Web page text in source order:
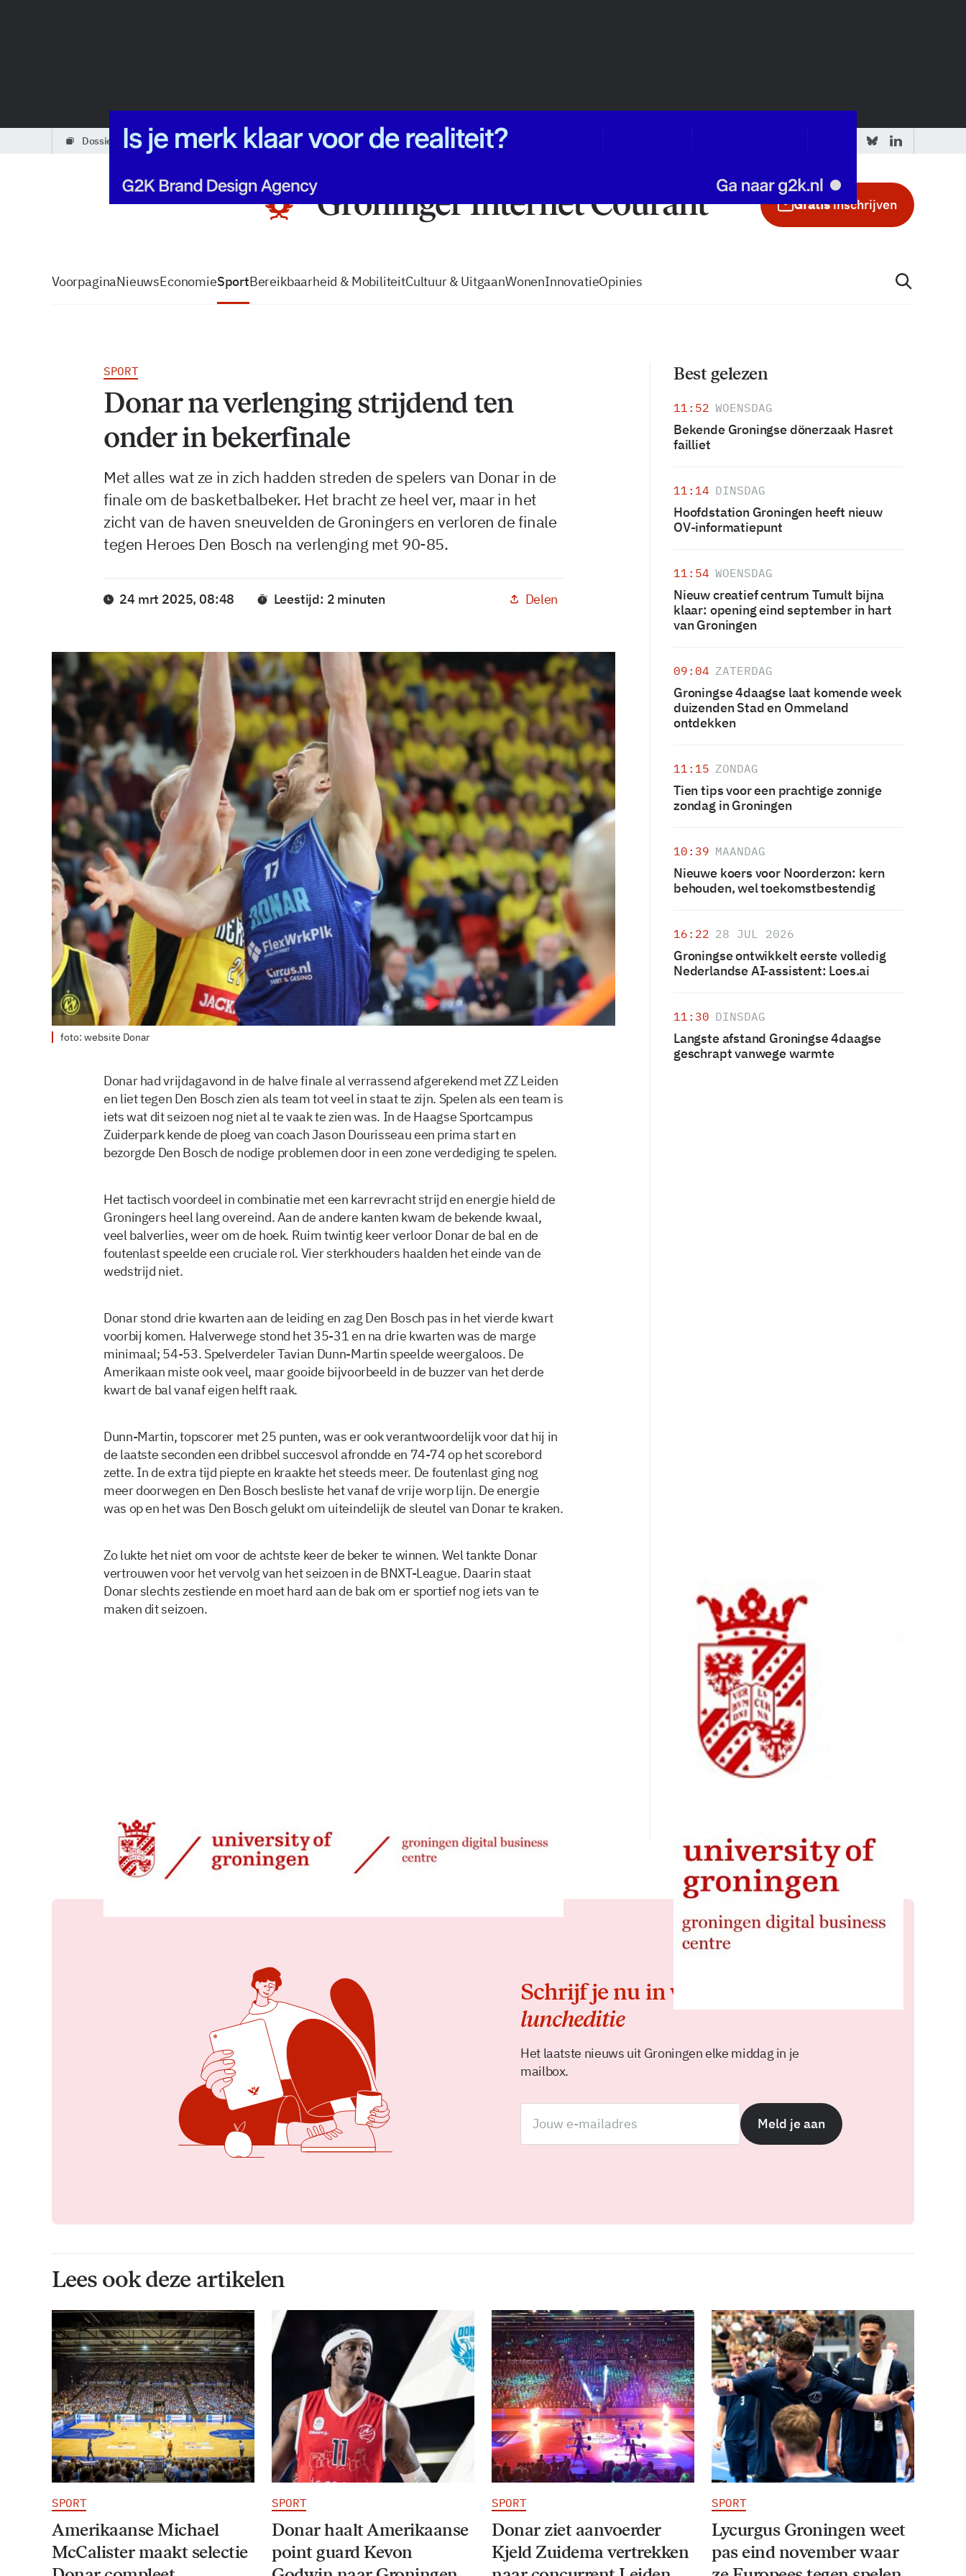
dossiers partners podcasts vacatures zo volg je de GIC
Gratisinschrijven
VoorpaginaNieuwsEconomieSportBereikbaarheid & MobiliteitCultuur & UitgaanWonenInnovatieOpinies
SPORT
Donar na verlenging strijdend ten
onder in bekerfinale
Met alles wat ze in zich hadden streden de spelers van Donar in de
finale om de basketbalbeker. Het bracht ze heel ver, maar in het
zicht van de haven sneuvelden de Groningers en verloren de finale
tegen Heroes Den Bosch na verlenging met 90-85.
24 mrt 2025, 08:48 Leestijd: 2 minuten Delen
foto: website Donar
Donar had vrijdagavond in de halve finale al verrassend afgerekend met ZZ Leiden
en liet tegen Den Bosch zien als team tot veel in staat te zijn. Spelen als een team is
iets wat dit seizoen nog niet al te vaak te zien was. In de Haagse Sportcampus
Zuiderpark kende de ploeg van coach Jason Dourisseau een prima start en
bezorgde Den Bosch de nodige problemen door in een zone verdediging te spelen.
Het tactisch voordeel in combinatie met een karrevracht strijd en energie hield de
Groningers heel lang overeind. Aan de andere kanten kwam de bekende kwaal,
veel balverlies, weer om de hoek. Ruim twintig keer verloor Donar de bal en de
foutenlast speelde een cruciale rol. Vier sterkhouders haalden het einde van de
wedstrijd niet.
Donar stond drie kwarten aan de leiding en zag Den Bosch pas in het vierde kwart
voorbij komen. Halverwege stond het 35-31 en na drie kwarten was de marge
minimaal; 54-53. Spelverdeler Tavian Dunn-Martin speelde weergaloos. De
Amerikaan miste ook veel, maar gooide bijvoorbeeld in de buzzer van het derde
kwart de bal vanaf eigen helft raak.
Dunn-Martin, topscorer met 25 punten, was er ook verantwoordelijk voor dat hij in
de laatste seconden een dribbel succesvol afrondde en 74-74 op het scorebord
zette. In de extra tijd piepte en kraakte het steeds meer. De foutenlast ging nog
meer doorwegen en Den Bosch besliste het vanaf de vrije worp lijn. De energie
was op en het was Den Bosch gelukt om uiteindelijk de sleutel van Donar te kraken.
Zo lukte het niet om voor de achtste keer de beker te winnen. Wel tankte Donar
vertrouwen voor het vervolg van het seizoen in de BNXT-League. Daarin staat
Donar slechts zestiende en moet hard aan de bak om er sportief nog iets van te
maken dit seizoen.
24 mrt 2025, 08:48
Best gelezen
11:52 WOENSDAG
Bekende Groningse dönerzaak Hasret
failliet
11:14 DINSDAG
Hoofdstation Groningen heeft nieuw
OV-informatiepunt
11:54 WOENSDAG
Nieuw creatief centrum Tumult bijna
klaar: opening eind september in hart
van Groningen
09:04 ZATERDAG
Groningse 4daagse laat komende week
duizenden Stad en Ommeland
ontdekken
11:15 ZONDAG
Tien tips voor een prachtige zonnige
zondag in Groningen
10:39 MAANDAG
Nieuwe koers voor Noorderzon: kern
behouden, wel toekomstbestendig
16:22 28 JUL 2026
Groningse ontwikkelt eerste volledig
Nederlandse AI-assistent: Loes.ai
11:30 DINSDAG
Langste afstand Groningse 4daagse
geschrapt vanwege warmte
Schrijf je nu in voor de
luncheditie
Het laatste nieuws uit Groningen elke middag in je
mailbox.
Meld je aan
Lees ook deze artikelen
SPORT
Amerikaanse Michael
McCalister maakt selectie
SPORT
Donar haalt Amerikaanse
point guard Kevon
SPORT
Donar ziet aanvoerder
Kjeld Zuidema vertrekken
SPORT
Lycurgus Groningen weet
pas eind november waar